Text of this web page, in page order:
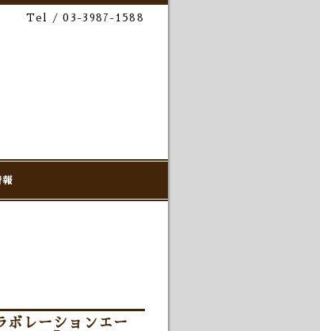
Tel / 03-3987-1588
報
ボレーションエー